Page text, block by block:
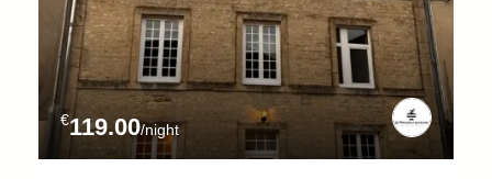
€119.00/night